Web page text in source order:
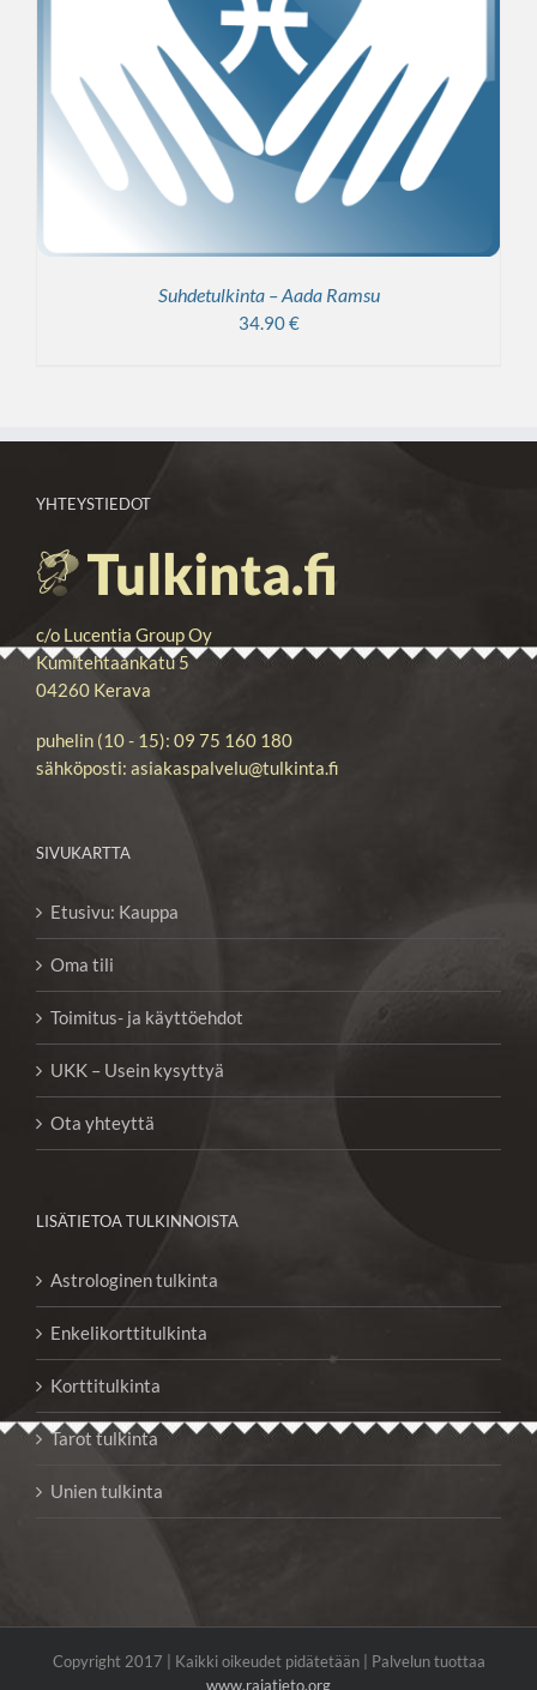
Suhdetulkinta – Aada Ramsu
34.90€
YHTEYSTIEDOT
c/o Lucentia Group Oy
Kumitehtaankatu 5
04260 Kerava
puhelin (10 - 15): 09 75 160 180
sähköposti: asiakaspalvelu@tulkinta.fi
SIVUKARTTA
Etusivu: Kauppa
Oma tili
Toimitus- ja käyttöehdot
UKK – Usein kysyttyä
Ota yhteyttä
LISÄTIETOA TULKINNOISTA
Astrologinen tulkinta
Enkelikorttitulkinta
Korttitulkinta
Tarot tulkinta
Unien tulkinta
Copyright 2017 | Kaikki oikeudet pidätetään | Palvelun tuottaa
www.rajatieto.org